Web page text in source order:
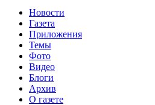
Новости
Газета
Приложения
Темы
Фото
Видео
Блоги
Архив
О газете